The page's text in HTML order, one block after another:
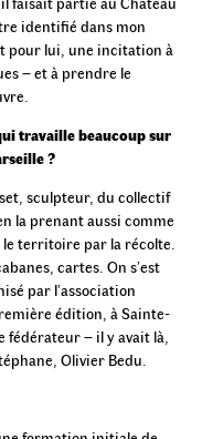
identifié dans mon
pour lui, une incitation à
– et à prendre le
travaille beaucoup sur
?
sculpteur, du collectif
la prenant aussi comme
territoire par la récolte.
cartes. On s’est
par l’association
édition, à Sainte-
fédérateur – il y avait là,
Olivier Bedu.